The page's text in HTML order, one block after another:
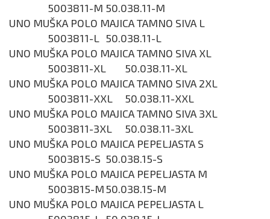
5003811-M 50.038.11-M
UNO MUŠKA POLO MAJICA TAMNO SIVA L
5003811-L 50.038.11-L
UNO MUŠKA POLO MAJICA TAMNO SIVA XL
5003811-XL
50.038.11-XL
UNO MUŠKA POLO MAJICA TAMNO SIVA 2XL
5003811-XXL
50.038.11-XXL
UNO MUŠKA POLO MAJICA TAMNO SIVA 3XL
5003811-3XL
50.038.11-3XL
UNO MUŠKA POLO MAJICA PEPELJASTA S
5003815-S 50.038.15-S
UNO MUŠKA POLO MAJICA PEPELJASTA M
5003815-M50.038.15-M
UNO MUŠKA POLO MAJICA PEPELJASTA L